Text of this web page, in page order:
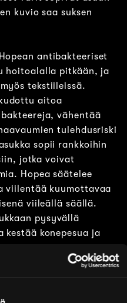
kuvio saa suksen
antibakteeriset
hoitoalalla pitkään, ja
tekstiileissä.
aitoa
vähentää
tulehdusriski
sopii rankkoihin
jotka voivat
Hopea säätelee
viilentää kuumottavaa
viileällä säällä.
pysyvällä
kestää konepesua ja